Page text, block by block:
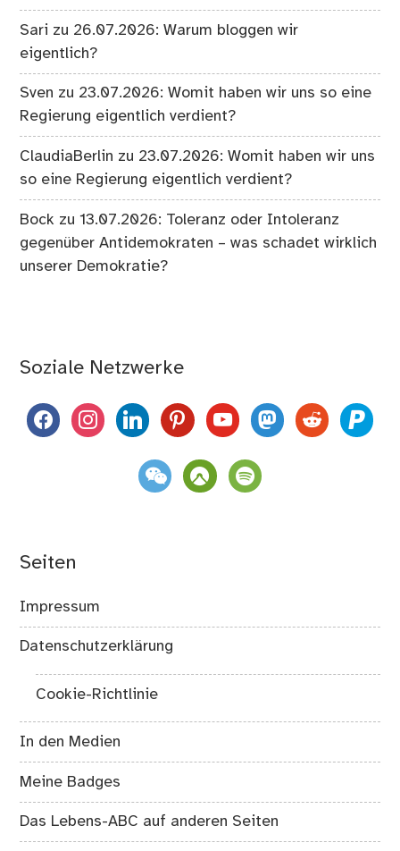
Sari zu 26.07.2026: Warum bloggen wir
eigentlich?
Sven zu 23.07.2026: Womit haben wir uns so eine
Regierung eigentlich verdient?
ClaudiaBerlin zu 23.07.2026: Womit haben wir uns
so eine Regierung eigentlich verdient?
Bock zu13.07.2026: Toleranz oder Intoleranz
gegenüber Antidemokraten – was schadet wirklich
unserer Demokratie?
Soziale Netzwerke
facebookinstagramlinkedinpinterestyoutubemastodon
reddit paypal
weixin komootspotify
Seiten
Impressum
Datenschutzerklärung
Cookie-Richtlinie
In den Medien
Meine Badges
Das Lebens-ABC auf anderen Seiten